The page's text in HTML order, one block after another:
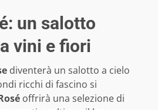
un salotto
vini e fiori
diventerà un salotto a cielo
ricchi di fascino si
offrirà una selezione di